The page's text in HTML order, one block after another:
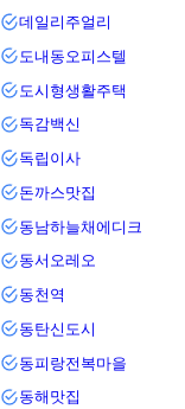
데일리주얼리
도내동오피스텔
도시형생활주택
독감백신
독립이사
돈까스맛집
동남하늘채에디크
동서오레오
동천역
동탄신도시
동피랑전복마을
동해맛집